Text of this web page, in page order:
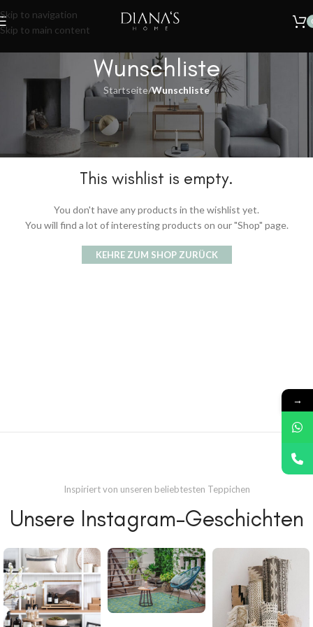
Skip to navigation
Skip to main content
🔥 SOMMER SALE – 30% RABATT AUF ALLE TEPPICHE!
Zeit.
Wunschliste
Startseite/Wunschliste
This wishlist is empty.
You don't have any products in the wishlist yet.
You will find a lot of interesting products on our "Shop" page.
KEHRE ZUM SHOP ZURÜCK
Inspiriert von unseren beliebtesten Teppichen
Unsere Instagram-Geschichten
→